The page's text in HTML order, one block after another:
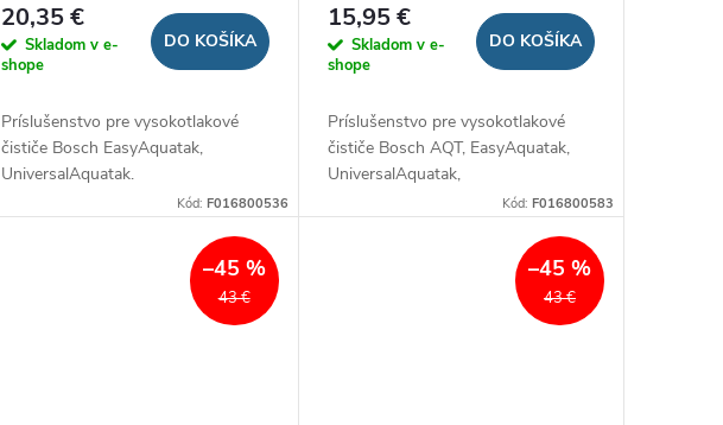
20,35 €
Skladom v e-
shope
DO KOŠÍKA
Príslušenstvo pre vysokotlakové
čističe Bosch EasyAquatak,
UniversalAquatak.
Kód: F016800536
15,95 €
Skladom v e-
shope
DO KOŠÍKA
Príslušenstvo pre vysokotlakové
čističe Bosch AQT, EasyAquatak,
UniversalAquatak,
Kód: F016800583
43 €
–45 %
43 €
–45 %